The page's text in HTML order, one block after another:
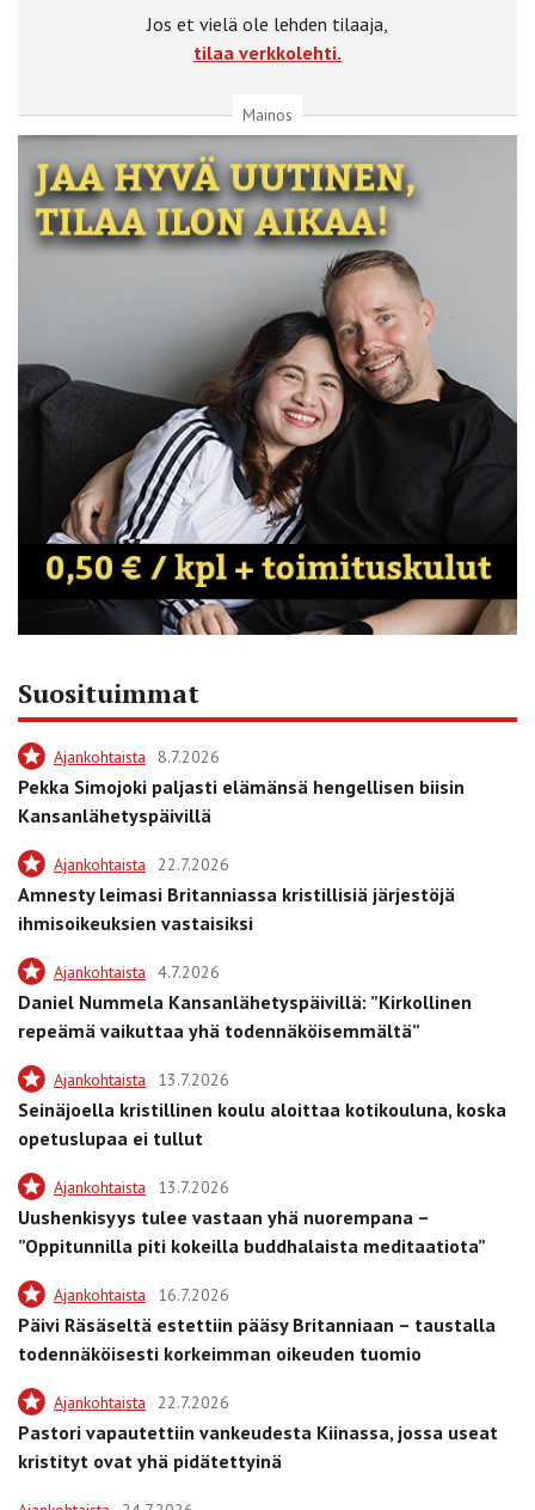
Jos et vielä ole lehden tilaaja,
tilaa verkkolehti.
Mainos
Suosituimmat
Ajankohtaista 8.7.2026
Pekka Simojoki paljasti elämänsä hengellisen biisin
Kansanlähetyspäivillä
Ajankohtaista 22.7.2026
Amnesty leimasi Britanniassa kristillisiä järjestöjä
ihmisoikeuksien vastaisiksi
Ajankohtaista 4.7.2026
Daniel Nummela Kansanlähetyspäivillä: ”Kirkollinen
repeämä vaikuttaa yhä todennäköisemmältä”
Ajankohtaista 13.7.2026
Seinäjoella kristillinen koulu aloittaa kotikouluna, koska
opetuslupaa ei tullut
Ajankohtaista 13.7.2026
Uushenkisyys tulee vastaan yhä nuorempana –
”Oppitunnilla piti kokeilla buddhalaista meditaatiota”
Ajankohtaista 16.7.2026
Päivi Räsäseltä estettiin pääsy Britanniaan – taustalla
todennäköisesti korkeimman oikeuden tuomio
Ajankohtaista 22.7.2026
Pastori vapautettiin vankeudesta Kiinassa, jossa useat
kristityt ovat yhä pidätettyinä